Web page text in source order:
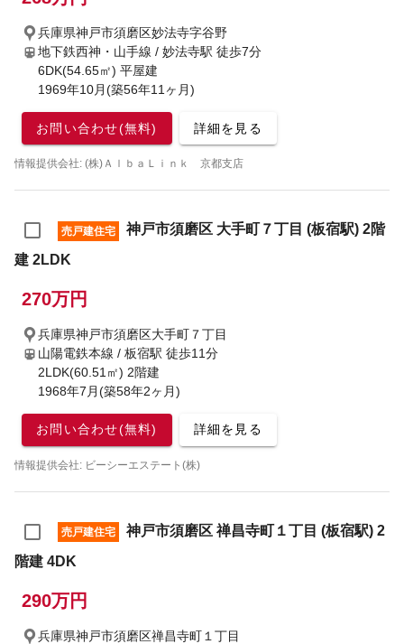
兵庫県神戸市須磨区妙法寺字谷野
地下鉄西神・山手線 / 妙法寺駅 徒歩7分
6DK(54.65㎡) 平屋建
1969年10月(築56年11ヶ月)
お問い合わせ(無料) 詳細を見る
情報提供会社: (株)ＡｌｂａＬｉｎｋ 京都支店
売戸建住宅
神戸市須磨区 大手町７丁目 (板宿駅) 2階
建 2LDK
270万円
兵庫県神戸市須磨区大手町７丁目
山陽電鉄本線 / 板宿駅 徒歩11分
2LDK(60.51㎡) 2階建
1968年7月(築58年2ヶ月)
お問い合わせ(無料) 詳細を見る
情報提供会社: ビーシーエステート(株)
売戸建住宅
神戸市須磨区 禅昌寺町１丁目 (板宿駅) 2
階建 4DK
290万円
兵庫県神戸市須磨区禅昌寺町１丁目